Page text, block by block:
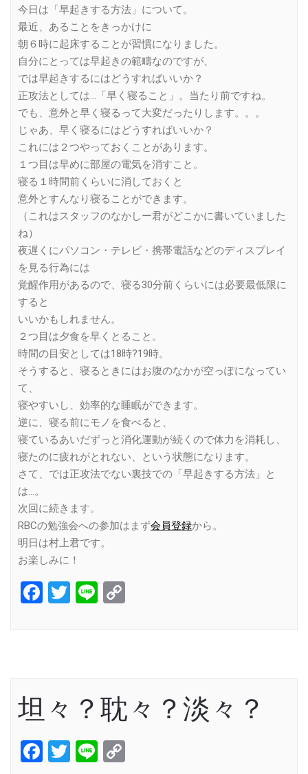
今日は「早起きする方法」について。
最近、あることをきっかけに
朝６時に起床することが習慣になりました。
自分にとっては早起きの範疇なのですが、
では早起きするにはどうすればいいか？
正攻法としては…「早く寝ること」。当たり前ですね。
でも、意外と早く寝るって大変だったりします。。。
じゃあ、早く寝るにはどうすればいいか？
これには２つやっておくことがあります。
１つ目は早めに部屋の電気を消すこと。
寝る１時間前くらいに消しておくと
意外とすんなり寝ることができます。
（これはスタッフのなかしー君がどこかに書いていました
ね）
夜遅くにパソコン・テレビ・携帯電話などのディスプレイ
を見る行為には
覚醒作用があるので、寝る30分前くらいには必要最低限に
すると
いいかもしれません。
２つ目は夕食を早くとること。
時間の目安としては18時?19時。
そうすると、寝るときにはお腹のなかが空っぽになってい
て、
寝やすいし、効率的な睡眠ができます。
逆に、寝る前にモノを食べると、
寝ているあいだずっと消化運動が続くので体力を消耗し、
寝たのに疲れがとれない、という状態になります。
さて、では正攻法でない裏技での「早起きする方法」と
は…。
次回に続きます。
RBCの勉強会への参加はまず会員登録から。
明日は村上君です。
お楽しみに！
Facebook
Twitter
Line
坦々？耽々？淡々？
Facebook
Twitter
Line